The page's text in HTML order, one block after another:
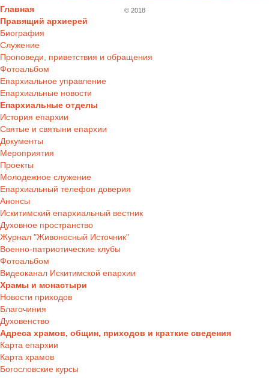
Главная
Правящий архиерей
Биография
Служение
Проповеди, приветствия и обращения
Фотоальбом
Епархиальное управление
Епархиальные новости
Епархиальные отделы
История епархии
Святые и святыни епархии
Документы
Мероприятия
Проекты
Молодежное служение
Епархиальный телефон доверия
Анонсы
Искитимский епархиальный вестник
Духовное пространство
Журнал "Живоносный Источник"
Военно-патриотические клубы
Фотоальбом
Видеоканал Искитимской епархии
Храмы и монастыри
Новости приходов
Благочиния
Духовенство
Адреса храмов, общин, приходов и краткие сведения
Карта епархии
Карта храмов
Богословские курсы
© 2018